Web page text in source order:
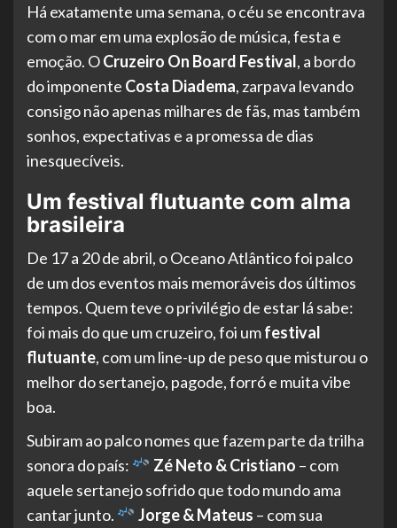
Há exatamente uma semana, o céu se encontrava
com o mar em uma explosão de música, festa e
emoção. OCruzeiro On Board Festival, a bordo
do imponente Costa Diadema, zarpava levando
consigo não apenas milhares de fãs, mas também
sonhos, expectativas e a promessa de dias
inesquecíveis.
Um festival flutuante com alma
brasileira
De 17 a 20 de abril, o Oceano Atlântico foi palco
de um dos eventos mais memoráveis dos últimos
tempos. Quem teve o privilégio de estar lá sabe:
foi mais do que um cruzeiro, foi umfestival
flutuante, com um line-up de peso que misturou o
melhor do sertanejo, pagode, forró e muita vibe
boa.
Subiram ao palco nomes que fazem parte da trilha
sonora do país:
Zé Neto & Cristiano – com
aquele sertanejo sofrido que todo mundo ama
cantar junto.
Jorge & Mateus – com sua